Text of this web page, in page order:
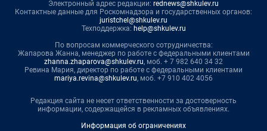
Электронный адрес редакции: rednews@shkulev.ru
Контактные данные для Роскомнадзора и государственных органов:
juristchel@shkulev.ru
Техподдержка: help@shkulev.ru
По вопросам коммерческого сотрудничества:
Жапарова Жанна, менеджер по работе с федеральными клиентами
zhanna.zhaparova@shkulev.ru, моб. + 7 982 640 34 32
Ревина Мария, директор по работе с федеральными клиентами
mariya.revina@shkulev.ru, моб. +7 910 402 4056
Редакция сайта не несет ответственности за достоверность
информации, содержащейся в рекламных объявлениях.
Информация об ограничениях